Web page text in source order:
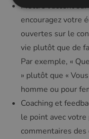
Mettre l’accent
encouragez votre
ouvertes sur le
vie plutôt que de
Par exemple, «
» plutôt que «
homme ou pour
Coaching et
le point avec
commentaires